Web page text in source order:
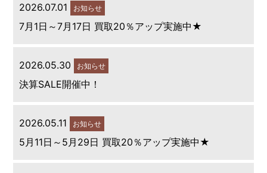
2026.07.01 お知らせ
7月1日～7月17日 買取20％アップ実施中★
2026.05.30 お知らせ
決算SALE開催中！
2026.05.11 お知らせ
5月11日～5月29日 買取20％アップ実施中★